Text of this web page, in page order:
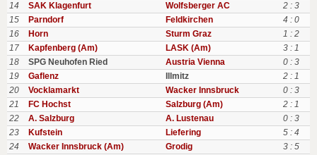
14
SAK Klagenfurt Wolfsberger AC
2 : 3
15
Parndorf Feldkirchen
4 : 0
16
Horn Sturm Graz
1 : 2
17
Kapfenberg (Am) LASK (Am)
3 : 1
18
SPG Neuhofen Ried Austria Vienna
0 : 3
19
Gaflenz Illmitz
2 : 1
20
Vocklamarkt Wacker Innsbruck
0 : 3
21
FC Hochst Salzburg (Am)
2 : 1
22
A. Salzburg A. Lustenau
0 : 3
23
Kufstein Liefering
5 : 4
24
Wacker Innsbruck (Am) Grodig
3 : 5